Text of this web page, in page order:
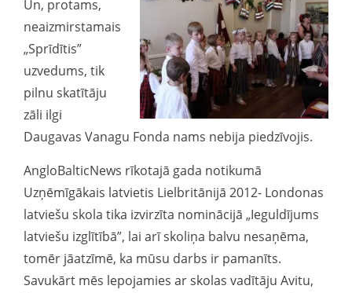
Un, protams,
neaizmirstamais
„Sprīdītis”
uzvedums, tik
pilnu skatītāju
zāli ilgi
Daugavas Vanagu Fonda nams nebija piedzīvojis.
AngloBalticNews rīkotajā gada notikumā
Uzņēmīgākais latvietis Lielbritānijā 2012- Londonas
latviešu skola tika izvirzīta nominācijā „Ieguldījums
latviešu izglītībā”, lai arī skoliņa balvu nesaņēma,
tomēr jāatzīmē, ka mūsu darbs ir pamanīts.
Savukārt mēs lepojamies ar skolas vadītāju Avitu,